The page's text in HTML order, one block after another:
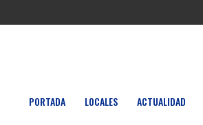
PORTADA LOCALES ACTUALIDAD